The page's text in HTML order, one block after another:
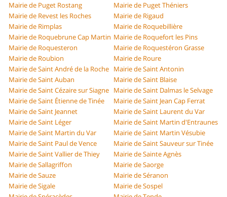
Mairie de Puget Rostang
Mairie de Puget Théniers
Mairie de Revest les Roches
Mairie de Rigaud
Mairie de Rimplas
Mairie de Roquebillière
Mairie de Roquebrune Cap Martin Mairie de Roquefort les Pins
Mairie de Roquesteron
Mairie de Roquestéron Grasse
Mairie de Roubion
Mairie de Roure
Mairie de Saint André de la Roche Mairie de Saint Antonin
Mairie de Saint Auban
Mairie de Saint Blaise
Mairie de Saint Cézaire sur Siagne Mairie de Saint Dalmas le Selvage
Mairie de Saint Étienne de Tinée
Mairie de Saint Jean Cap Ferrat
Mairie de Saint Jeannet
Mairie de Saint Laurent du Var
Mairie de Saint Léger
Mairie de Saint Martin d'Entraunes
Mairie de Saint Martin du Var
Mairie de Saint Martin Vésubie
Mairie de Saint Paul de Vence
Mairie de Saint Sauveur sur Tinée
Mairie de Saint Vallier de Thiey
Mairie de Sainte Agnès
Mairie de Sallagriffon
Mairie de Saorge
Mairie de Sauze
Mairie de Séranon
Mairie de Sigale
Mairie de Sospel